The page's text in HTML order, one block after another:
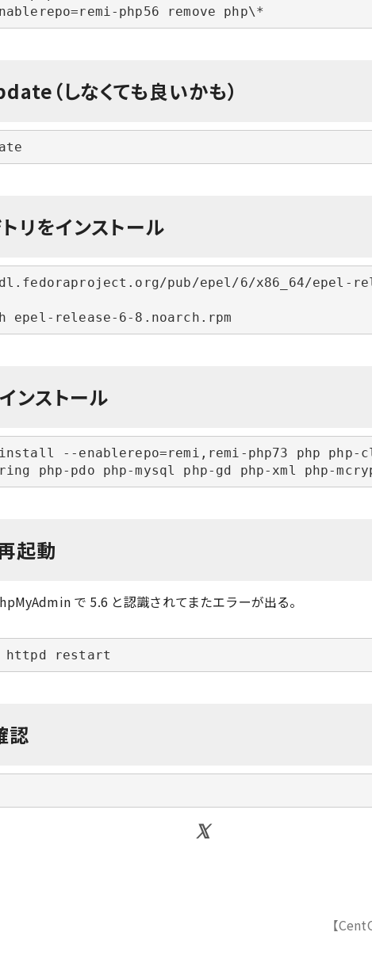
php56 remove php\*
（しなくても良いかも）
リをインストール
pub/epel/6/x86_64/epel-
epel-release-6-8.noarch.rpm
ンストール
--enablerepo=remi,remi-php73 php php-
php-pdo php-mysql php-gd php-xml php-
起動
で 5.6 と認識されてまたエラーが出る。
httpd restart
認
【